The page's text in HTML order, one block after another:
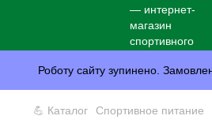
Роботу сайту зупинено.
💪 Каталог Спортивное питание